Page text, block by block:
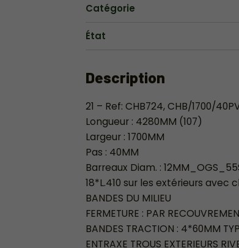
Catégorie
État
Description
21 – Ref: CHB724, CHB/1700/
Longueur : 4280MM (107)
Largeur : 1700MM
Pas : 40MM
Barreaux Diam. :
18*L.410 sur les extérieurs avec
BANDES DU MILIEU
FERMETURE : PAR
BANDES TRACTION : 4*60MM
ENTRAXE TROUS EXTERIEURS